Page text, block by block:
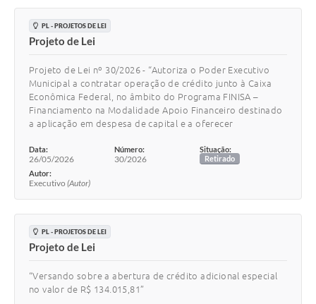
PL - PROJETOS DE LEI
Projeto de Lei
Projeto de Lei nº 30/2026 - “Autoriza o Poder Executivo
Municipal a contratar operação de crédito junto à Caixa
Econômica Federal, no âmbito do Programa FINISA –
Financiamento na Modalidade Apoio Financeiro destinado
a aplicação em despesa de capital e a oferecer
Data:
26/05/2026
Número:
30/2026
Situação:
Retirado
Autor:
Executivo (Autor)
PL - PROJETOS DE LEI
Projeto de Lei
“Versando sobre a abertura de crédito adicional especial
no valor de R$ 134.015,81”